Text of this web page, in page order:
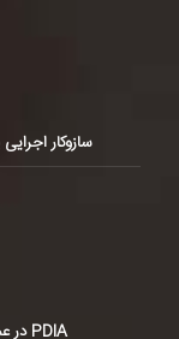
سازوکار
PDIA در عمل: تجربه مدیریت تعارض منافع در ایران